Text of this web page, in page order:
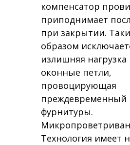
компенсатор
приподнимает
при закрытии.
образом
излишняя нагрузка
оконные петли,
провоцирующая
преждевременный
фурнитуры.
Технология имеет